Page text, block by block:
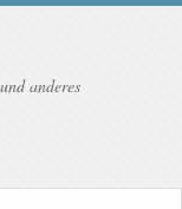
anderes